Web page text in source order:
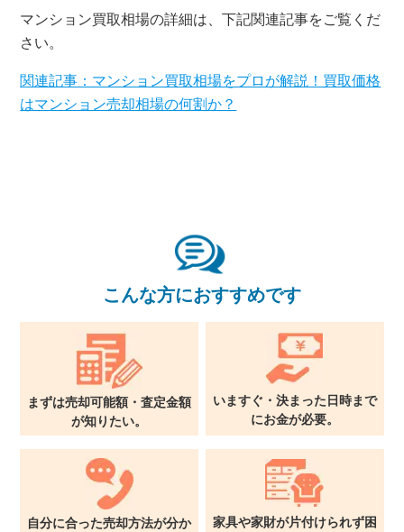
10時～18時/水曜日定休
東京本社 0120-900-881
マンション買取相場の詳細は、下記関連記事をご覧くだ
さい。
関連記事：マンション買取相場をプロが解説！買取価格
はマンション売却相場の何割か？
こんな方におすすめです
まずは売却可能額・査定金額
が知りたい。
いますぐ・決まった日時まで
にお金が必要。
自分に合った売却方法が分か
家具や家財が片付けられず困